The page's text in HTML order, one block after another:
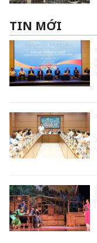
TIN MỚI